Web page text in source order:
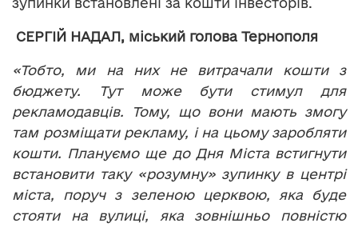
СЕРГІЙ НАДАЛ, міський голова Тернополя
«Тобто, ми на них не витрачали кошти з
бюджету. Тут може бути стимул для
рекламодавців. Тому, що вони мають змогу
там розміщати рекламу, і на цьому заробляти
кошти. Плануємо ще до Дня Міста встигнути
встановити таку «розумну» зупинку в центрі
міста, поруч з зеленою церквою, яка буде
стояти на вулиці, яка зовнішньо повністю